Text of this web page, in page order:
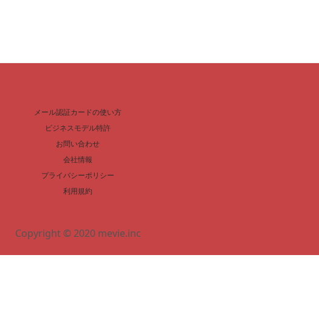
メール認証カードの使い方
ビジネスモデル特許
お問い合わせ
会社情報
プライバシーポリシー
利用規約
Copyright © 2020 mevie.inc